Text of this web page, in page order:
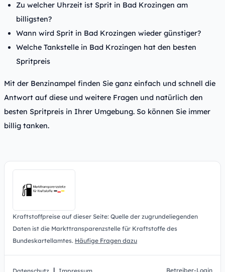
Zu welcher Uhrzeit ist Sprit in Bad Krozingen am
billigsten?
Wann wird Sprit in Bad Krozingen wieder günstiger?
Welche Tankstelle in Bad Krozingen hat den besten
Spritpreis
Mit der Benzinampel finden Sie ganz einfach und schnell die
Antwort auf diese und weitere Fragen und natürlich den
besten Spritpreis in Ihrer Umgebung. So können Sie immer
billig tanken.
Kraftstoffpreise auf dieser Seite: Quelle der zugrundeliegenden
Daten ist die Markttransparenzstelle für Kraftstoffe des
Bundeskartellamtes. Häufige Fragen dazu
Betreiber-Login